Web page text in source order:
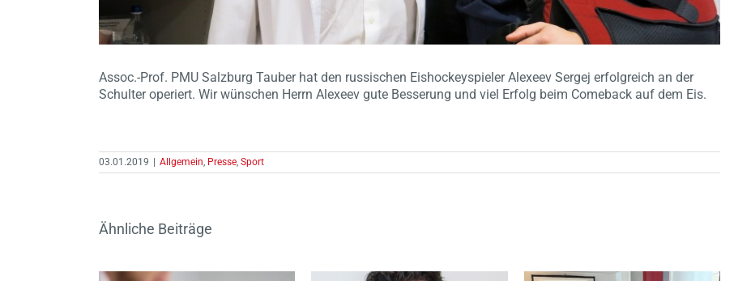
Assoc.-Prof. PMU Salzburg Tauber hat den russischen Eishockeyspieler Alexeev Sergej erfolgreich an der
Schulter operiert. Wir wünschen Herrn Alexeev gute Besserung und viel Erfolg beim Comeback auf dem Eis.
03.01.2019 Allgemein, Presse, Sport
Ähnliche Beiträge